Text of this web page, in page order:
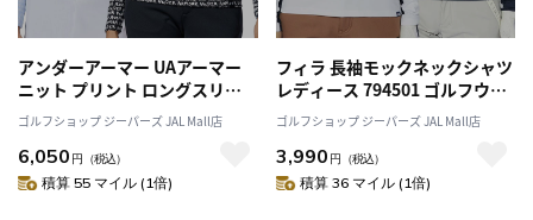
アンダーアーマー UAアーマー
ニット プリント ロングスリー
ブ モックネック シャツ
1388328 レディース UNDER
ARMOUR 2024秋冬モデル 日本
正規品 ゴルフウェア
ゴルフショップ ジーパーズ JAL Mall店
6,050 円 （税込）
積算 55 マイル (1倍)
フィラ 長袖モックネックシャツ
レディース 794501 ゴルフウェ
ア 2024秋冬モデル FILA GOLF
日本正規品
ゴルフショップ ジーパーズ JAL Mall店
3,990 円 （税込）
積算 36 マイル (1倍)